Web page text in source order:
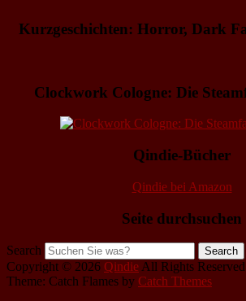
Kurzgeschichten: Horror, Dark
Clockwork Cologne: Die
Qindie-Bücher
Qindie bei Amazon
Seite durchsuchen
Search
Copyright © 2026 Qindie All Rights
Theme: Catch Flames by Catch Themes